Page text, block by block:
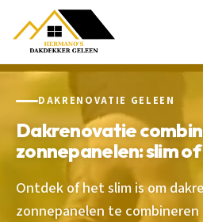
DAKRENOVATIE GELEEN
Dakrenovatie
zonnepanelen: slim
Ontdek of het slim is om
zonnepanelen te combineren